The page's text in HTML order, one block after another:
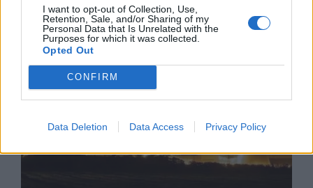
I want to opt-out of Collection, Use,
Retention, Sale, and/or Sharing of my
Personal Data that Is Unrelated with the
Purposes for which it was collected.
Opted Out
CONFIRM
Data Deletion Data Access Privacy Policy